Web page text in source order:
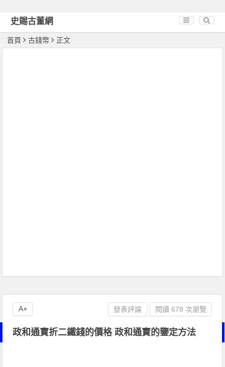
史賜古董網
首頁 古錢幣 正文
政和通寶折二鐵錢的價格 政和通寶的鑒定方法
發表評論 閱讀 678 次瀏覽
A+